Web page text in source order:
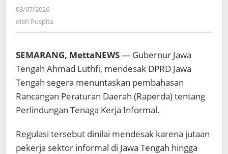
Disahkan
03/07/2026
oleh Puspita
SEMARANG, MettaNEWS— Gubernur Jawa
Tengah Ahmad Luthfi, mendesak DPRD Jawa
Tengah segera menuntaskan pembahasan
Rancangan Peraturan Daerah (Raperda) tentang
Perlindungan Tenaga Kerja Informal.
Regulasi tersebut dinilai mendesak karena jutaan
pekerja sektor informal di Jawa Tengah hingga